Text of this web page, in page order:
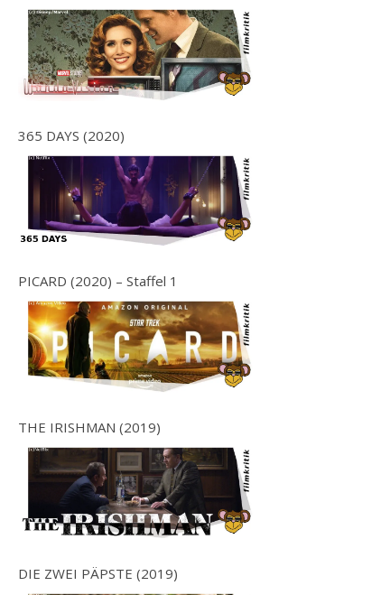
365 DAYS (2020)
PICARD (2020) – Staffel 1
THE IRISHMAN (2019)
DIE ZWEI PÄPSTE (2019)